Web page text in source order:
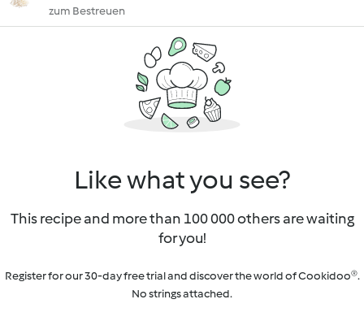
zum Bestreuen
Like what you see?
This recipe and more than 100 000 others are waiting
for you!
Register for our 30-day free trial and discover the world of Cookidoo®.
No strings attached.